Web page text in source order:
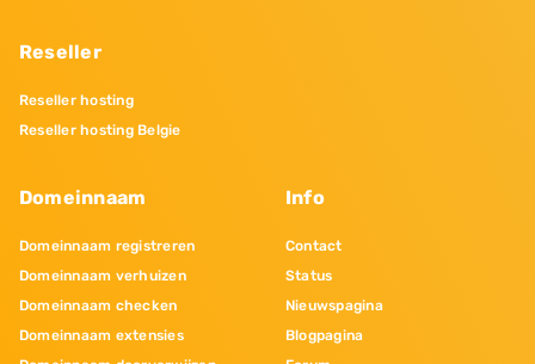
Reseller
Reseller hosting
Reseller hosting Belgie
Domeinnaam
Domeinnaam registreren
Domeinnaam verhuizen
Domeinnaam checken
Domeinnaam extensies
Info
Contact
Status
Nieuwspagina
Blogpagina